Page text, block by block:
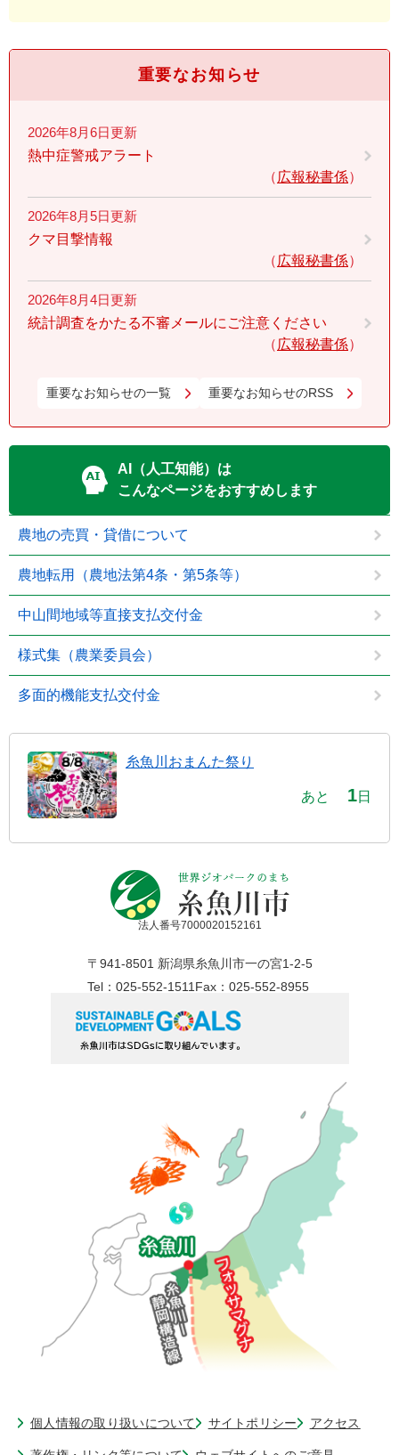
重要なお知らせ
2026年8月6日更新
熱中症警戒アラート
広報秘書係
2026年8月5日更新
クマ目撃情報
広報秘書係
2026年8月4日更新
統計調査をかたる不審メールにご注意ください
広報秘書係
重要なお知らせの一覧 重要なお知らせのRSS
AI（人工知能）は
こんなページをおすすめします
農地の売買・貸借について
農地転用（農地法第4条・第5条等）
中山間地域等直接支払交付金
様式集（農業委員会）
多面的機能支払交付金
糸魚川おまんた祭り
あと 1日
法人番号7000020152161
〒941-8501 新潟県糸魚川市一の宮1-2-5
Tel：025-552-1511 Fax：025-552-8955
個人情報の取り扱いについて サイトポリシー アクセス